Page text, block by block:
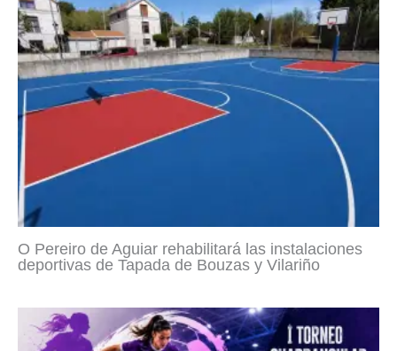
O Pereiro de Aguiar rehabilitará las instalaciones
deportivas de Tapada de Bouzas y Vilariño